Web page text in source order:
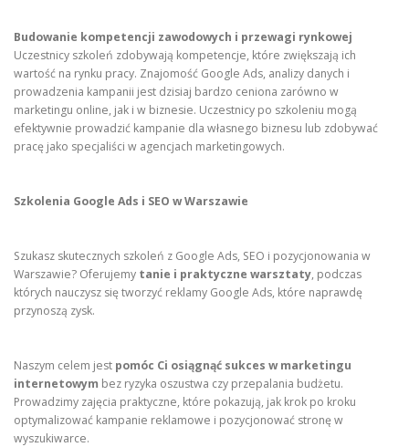
Budowanie kompetencji zawodowych i przewagi rynkowej
Uczestnicy szkoleń zdobywają kompetencje, które zwiększają ich
wartość na rynku pracy. Znajomość Google Ads, analizy danych i
prowadzenia kampanii jest dzisiaj bardzo ceniona zarówno w
marketingu online, jak i w biznesie. Uczestnicy po szkoleniu mogą
efektywnie prowadzić kampanie dla własnego biznesu lub zdobywać
pracę jako specjaliści w agencjach marketingowych.
Szkolenia Google Ads i SEO w Warszawie
Szukasz skutecznych szkoleń z Google Ads, SEO i pozycjonowania w
Warszawie? Oferujemy tanie i praktyczne warsztaty, podczas
których nauczysz się tworzyć reklamy Google Ads, które naprawdę
przynoszą zysk.
Naszym celem jest pomóc Ci osiągnąć sukces w marketingu
internetowym bez ryzyka oszustwa czy przepalania budżetu.
Prowadzimy zajęcia praktyczne, które pokazują, jak krok po kroku
optymalizować kampanie reklamowe i pozycjonować stronę w
wyszukiwarce.